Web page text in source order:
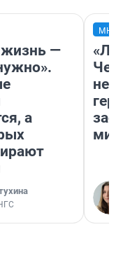
жизнь —
а
Чем
герои